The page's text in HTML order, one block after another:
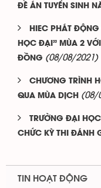
ĐỀ ÁN TUYỂN SINH
HIEC PHÁT
HỌC ĐẠI” MÙA 2
ĐỒNG (08/08/2021)
CHƯƠNG TRÌNH
QUA MÙA DỊCH
(08/
TRƯỜNG ĐẠI
CHỨC KỲ THI ĐÁNH
TIN HOẠT ĐỘNG